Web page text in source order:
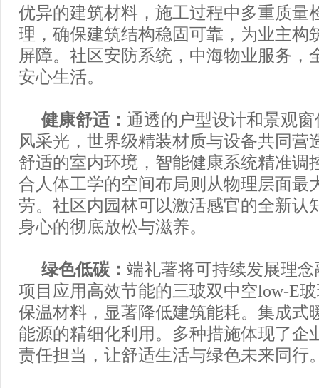
优异的建筑材料，施工过程中多重质量
理，确保建筑结构稳固可靠，为业主构
屏障。社区安防系统，中海物业服务，
安心生活。
健康舒适： 通透的户型设计和景观
风采光，世界级精装材质与设备共同营
舒适的室内环境，智能健康系统精准调
合人体工学的空间布局则从物理层面最
劳。社区内园林可以激活感官的全新认
身心的彻底放松与滋养。
绿色低碳： 端礼著将可持续发展理
项目应用高效节能的三玻双中空low-E
保温材料，显著降低建筑能耗。集成式
能源的精细化利用。多种措施体现了企
责任担当，让舒适生活与绿色未来同行